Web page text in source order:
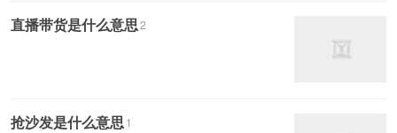
直播带货是什么意思2
抢沙发是什么意思1